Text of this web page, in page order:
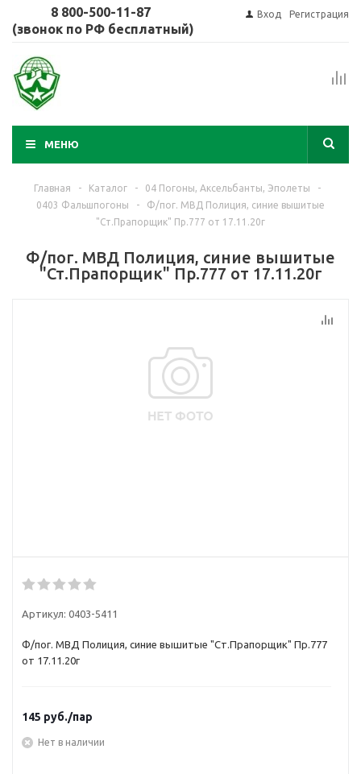
8 800-500-11-87
(звонок по РФ бесплатный)
Вход Регистрация
МЕНЮ
Главная - Каталог - 04 Погоны, Аксельбанты, Эполеты
-
0403 Фальшпогоны
-
Ф/пог. МВД Полиция, синие вышитые
"Ст.Прапорщик" Пр.777 от 17.11.20г
Ф/пог. МВД Полиция, синие вышитые
"Ст.Прапорщик" Пр.777 от 17.11.20г
Артикул: 0403-5411
Ф/пог. МВД Полиция, синие вышитые "Ст.Прапорщик" Пр.777
от 17.11.20г
145 руб./пар
Нет в наличии